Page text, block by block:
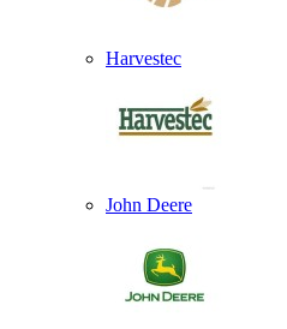
Harvestec
John Deere